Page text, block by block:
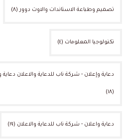
تصميم وطباعة الاستاندات والاوت دوور (٨)
تكنولوجيا المعلومات (٤)
دعاية وإعلان - شركة ناب للدعاية والاعلان دعاية
(١٨)
دعاية واعلان - شركة ناب للدعاية والاعلان (١٩)